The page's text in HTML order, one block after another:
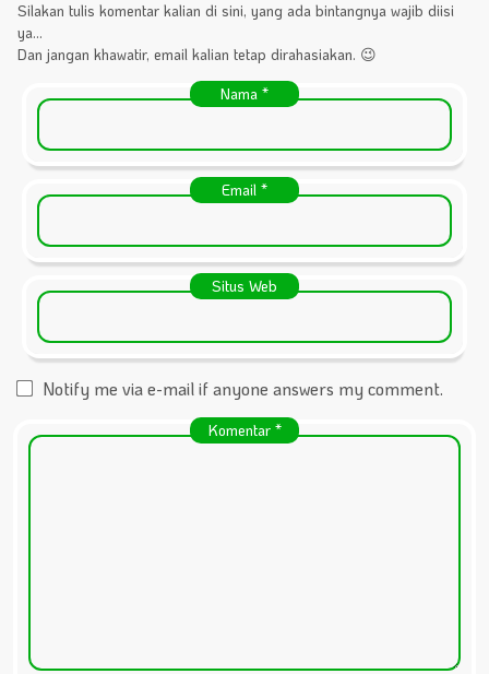
Silakan tulis komentar kalian di sini, yang ada bintangnya wajib diisi
ya...
Dan jangan khawatir, email kalian tetap dirahasiakan. 😉
Nama *
Email *
Situs Web
Notify me via e-mail if anyone answers my comment.
Komentar *